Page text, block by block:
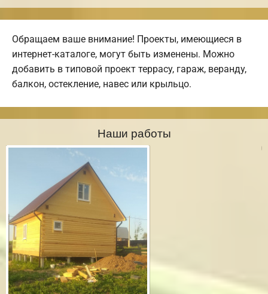
Обращаем ваше внимание! Проекты, имеющиеся в
интернет-каталоге, могут быть изменены. Можно
добавить в типовой проект террасу, гараж, веранду,
балкон, остекление, навес или крыльцо.
Наши работы